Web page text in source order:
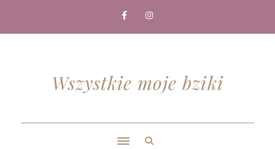
Wszystkie moje bziki